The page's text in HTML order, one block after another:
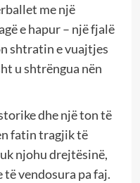
me një
e hapur – një fjalë
shtratin e vuajtjes
u shtrëngua nën
dhe një ton të
fatin tragjik të
njohu drejtësinë,
të vendosura pa faj.